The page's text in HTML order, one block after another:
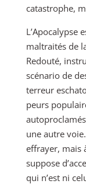
catastrophe,
L’Apocalypse
maltraités de
Redouté,
scénario de
terreur
peurs
une autre
effrayer, mais
suppose
qui n’est ni